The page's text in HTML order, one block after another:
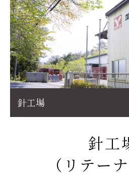
針工場
針工
（リテー